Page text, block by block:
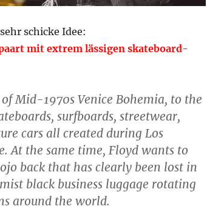
schicke Idee:
mit extrem lässigen skateboard-
Mid-1970s Venice Bohemia, to the
surfboards, streetwear,
cars all created during Los
At the same time, Floyd wants to
back that has clearly been lost in
black business luggage rotating
around the world.